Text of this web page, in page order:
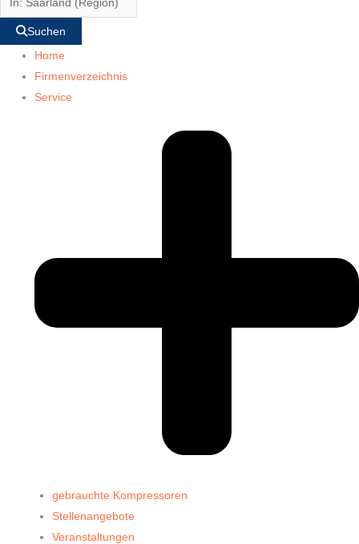
Suchen
Home
Firmenverzeichnis
Service
gebrauchte Kompressoren
Stellenangebote
Veranstaltungen